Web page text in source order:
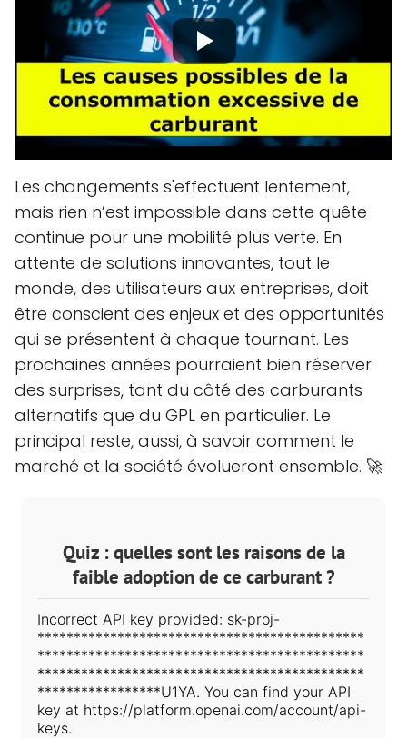
Les changements s'effectuent lentement,
mais rien n’est impossible dans cette quête
continue pour une mobilité plus verte. En
attente de solutions innovantes, tout le
monde, des utilisateurs aux entreprises, doit
être conscient des enjeux et des opportunités
qui se présentent à chaque tournant. Les
prochaines années pourraient bien réserver
des surprises, tant du côté des carburants
alternatifs que du GPL en particulier. Le
principal reste, aussi, à savoir comment le
marché et la société évolueront ensemble. 🚀
Quiz : quelles sont les raisons de la
faible adoption de ce carburant ?
Incorrect API key provided: sk-proj-
*********************************************
*********************************************
*********************************************
*****************U1YA. You can find your API
key at https://platform.openai.com/account/api-
keys.